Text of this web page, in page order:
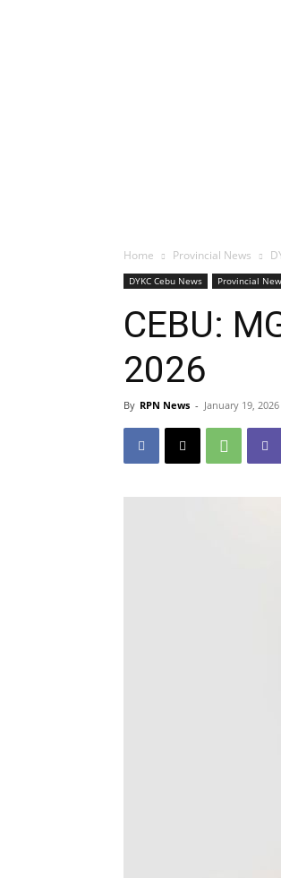
Home Provincial News
DYKC Cebu News Provincial
CEBU:
2026
By RPN News - January 19, 2026